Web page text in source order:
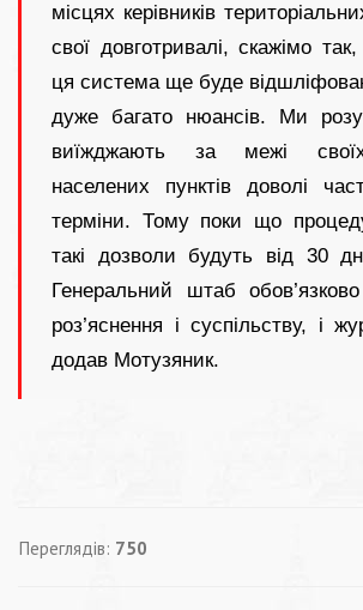
місцях керівників
свої довготривалі, скажімо
ця система ще буде
дуже багато нюансів. Ми
виїжджають за межі
населених пунктів доволі
терміни. Тому поки що
такі дозволи будуть від 30
Генеральний штаб
роз’яснення і суспільству, і
додав Мотузяник.
Переглядів: 750